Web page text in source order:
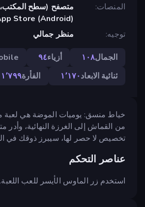
المنصات
متصفح (سطح المكتب،
Store (Android)
توجيه
منظر جمالي
الجمال١٠٨ أزياء٩٤
ثنائية الابعاد١٬١٧٠ الفأرة١٬٧٩٩
خياط منسق: يوميات الموضة هي لعبة
من القماش إلى الغرزة النهائية،
تخصيص لا حصر لها، سيبرز ذوقك في
عناصر التحكم
استخدم زر الماوس الأيسر للعب اللعبة.